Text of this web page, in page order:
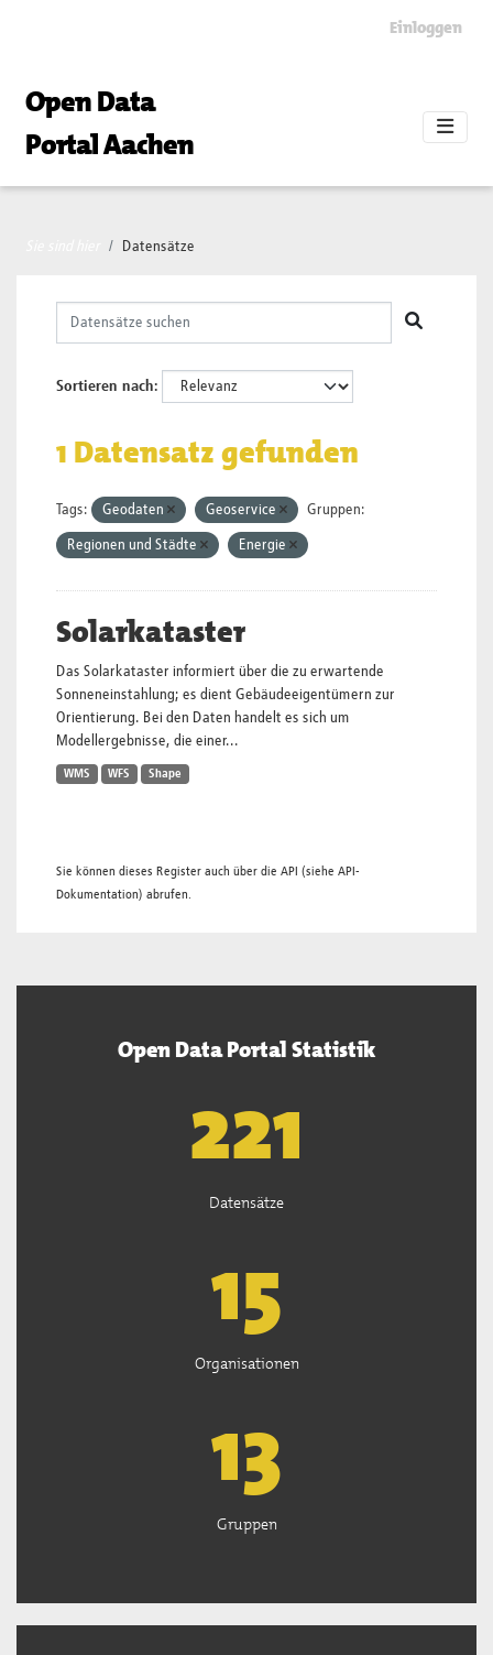
Einloggen
Open Data
Portal Aachen
Datensätze
Sortieren nach
1 Datensatz gefunden
Tags: Geodaten Geoservice Gruppen:
Regionen und Städte Energie
Solarkataster
Das Solarkataster informiert über die zu erwartende
Sonneneinstahlung; es dient Gebäudeeigentümern zur
Orientierung. Bei den Daten handelt es sich um
Modellergebnisse, die einer...
WMS WFS Shape
Sie können dieses Register auch über die API (siehe API-
Dokumentation) abrufen.
Open Data Portal Statistik
222
Datensätze
15
Organisationen
13
Gruppen